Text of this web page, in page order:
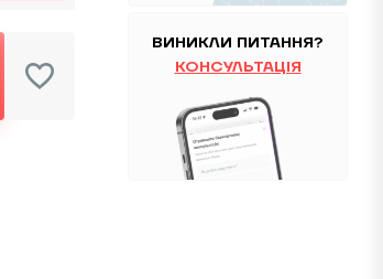
ВИНИКЛИ ПИТАННЯ?
КОНСУЛЬТАЦІЯ